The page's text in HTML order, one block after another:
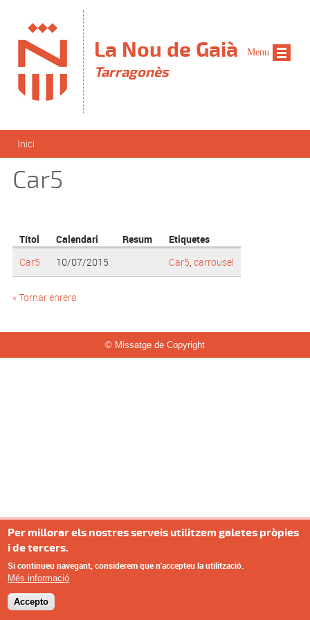
La Nou de Gaià
Tarragonès
Esteu aquí
Inici
Car5
Títol Calendari Resum
Etiquetes
Car5
10/07/2015 Car5, carrousel
« Tornar enrera
© Missatge de Copyright
Menu
Per millorar els nostres serveis utilitzem galetes pròpies
i de tercers.
Si continueu navegant, considerem que n'accepteu la utilització.
Més informació
Accepto